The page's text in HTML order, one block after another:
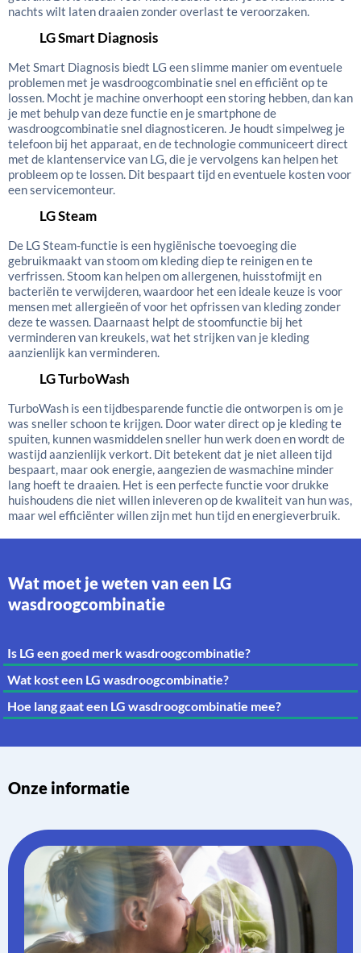
nachts wilt laten draaien zonder overlast te veroorzaken.
LG Smart Diagnosis
Met Smart Diagnosis biedt LG een slimme manier om eventuele
problemen met je wasdroogcombinatie snel en efficiënt op te
lossen. Mocht je machine onverhoopt een storing hebben, dan kan
je met behulp van deze functie en je smartphone de
wasdroogcombinatie snel diagnosticeren. Je houdt simpelweg je
telefoon bij het apparaat, en de technologie communiceert direct
met de klantenservice van LG, die je vervolgens kan helpen het
probleem op te lossen. Dit bespaart tijd en eventuele kosten voor
een servicemonteur.
LG Steam
De LG Steam-functie is een hygiënische toevoeging die
gebruikmaakt van stoom om kleding diep te reinigen en te
verfrissen. Stoom kan helpen om allergenen, huisstofmijt en
bacteriën te verwijderen, waardoor het een ideale keuze is voor
mensen met allergieën of voor het opfrissen van kleding zonder
deze te wassen. Daarnaast helpt de stoomfunctie bij het
verminderen van kreukels, wat het strijken van je kleding
aanzienlijk kan verminderen.
LG TurboWash
TurboWash is een tijdbesparende functie die ontworpen is om je
was sneller schoon te krijgen. Door water direct op je kleding te
spuiten, kunnen wasmiddelen sneller hun werk doen en wordt de
wastijd aanzienlijk verkort. Dit betekent dat je niet alleen tijd
bespaart, maar ook energie, aangezien de wasmachine minder
lang hoeft te draaien. Het is een perfecte functie voor drukke
huishoudens die niet willen inleveren op de kwaliteit van hun was,
maar wel efficiënter willen zijn met hun tijd en energieverbruik.
Wat moet je weten van een LG
wasdroogcombinatie
Is LG een goed merk wasdroogcombinatie?
Wat kost een LG wasdroogcombinatie?
Hoe lang gaat een LG wasdroogcombinatie mee?
Onze informatie